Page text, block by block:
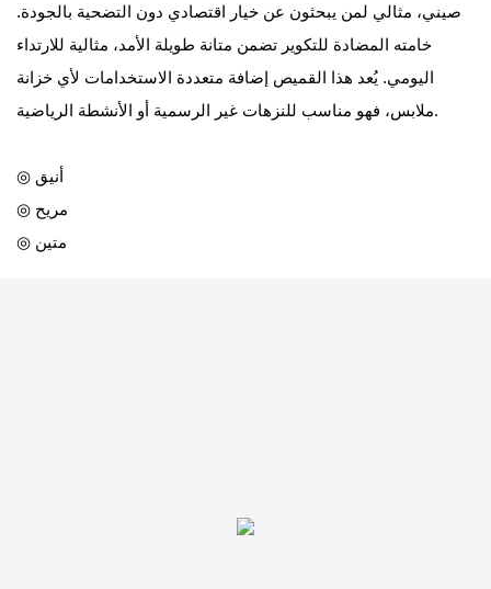
صيني، مثالي لمن يبحثون عن خيار اقتصادي دون التضحية بالجودة.
خامته المضادة للتكوير تضمن متانة طويلة الأمد، مثالية للارتداء
اليومي. يُعد هذا القميص إضافة متعددة الاستخدامات لأي خزانة
ملابس، فهو مناسب للنزهات غير الرسمية أو الأنشطة الرياضية.
◎ أنيق
◎ مريح
◎ متين